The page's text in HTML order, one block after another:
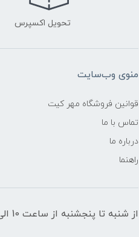
تحویل اکسپرس
منوی وب‌سایت
قوانین فروشگاه مهر کیت
تماس با ما
درباره ما
راهنما
از شنبه تا پنجشنبه از ساعت 10 الی 19 پاسخگوی شما هستیم